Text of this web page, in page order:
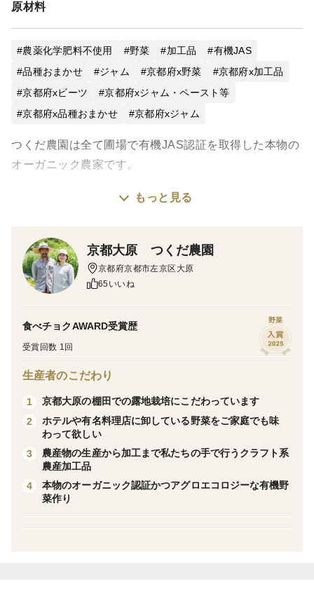
原材料
農薬化学肥料不使用 野菜 加工品
有機JAS
品種おまかせ
ジャム 京都府x野菜
京都府x加工品
京都府xビーツ
京都府xジャム・ペースト等
京都府x品種おまかせ
京都府xジャム
つくだ農園は全て圃場で有機JAS認証を取得した本物の
オーガニック農家です。
私たちの畑でじっくり時間をかけてそだてたビーツ。
ますが、独特の土臭い香りになかなか食材としては馴染
みの薄いのが現状です。
そこで、食べやすくジャムに加工しました。
本手作りしているクラフト系ジャムです。
な味わいになりました。そしてもちろんビーツのあの独
特の野菜味もしっかりと残っていて食べ応えあります。
シンプルに食パンに乗せても美味しいですし、ヨーグル
トにもよく合います。マフィンやクッキー生地に混ぜる
とピンク色になりますよ。
もっと見る
京都大原 つくだ農園
京都府京都市左京区大原
65いいね
食べチョクAWARD受賞歴
受賞回数 1回
野菜
生産者のこだわり
1
京都大原の棚田での露地栽培にこだわっています
2
ホテルや有名料理店に卸している野菜をご家庭でも味
わって欲しい
3
農産物の生産から加工まで私たちの手で行うクラフト系
農産加工品
4
本物のオーガニック認証かつアグロエコロジーな有機野
菜作り